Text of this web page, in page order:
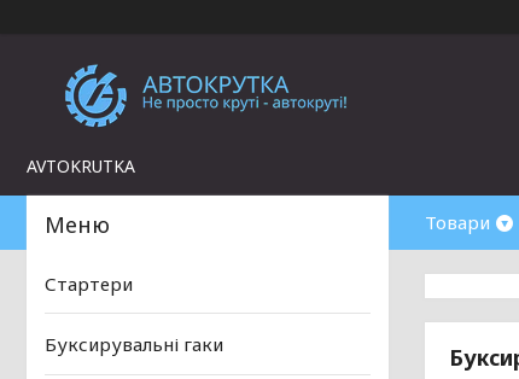
AVTOKRUTKA
Товари
Стартери
Буксирувальні гаки